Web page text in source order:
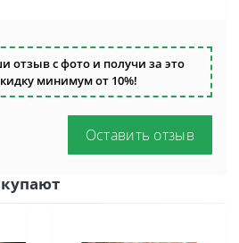
отзыв с фото и получи за это
минимум от 10%!
Оставить отзыв